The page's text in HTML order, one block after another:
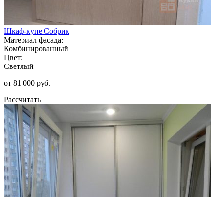
Шкаф-купе Собрик
Материал фасада:
Комбинированный
Цвет:
Светлый
от 81 000 руб.
Рассчитать